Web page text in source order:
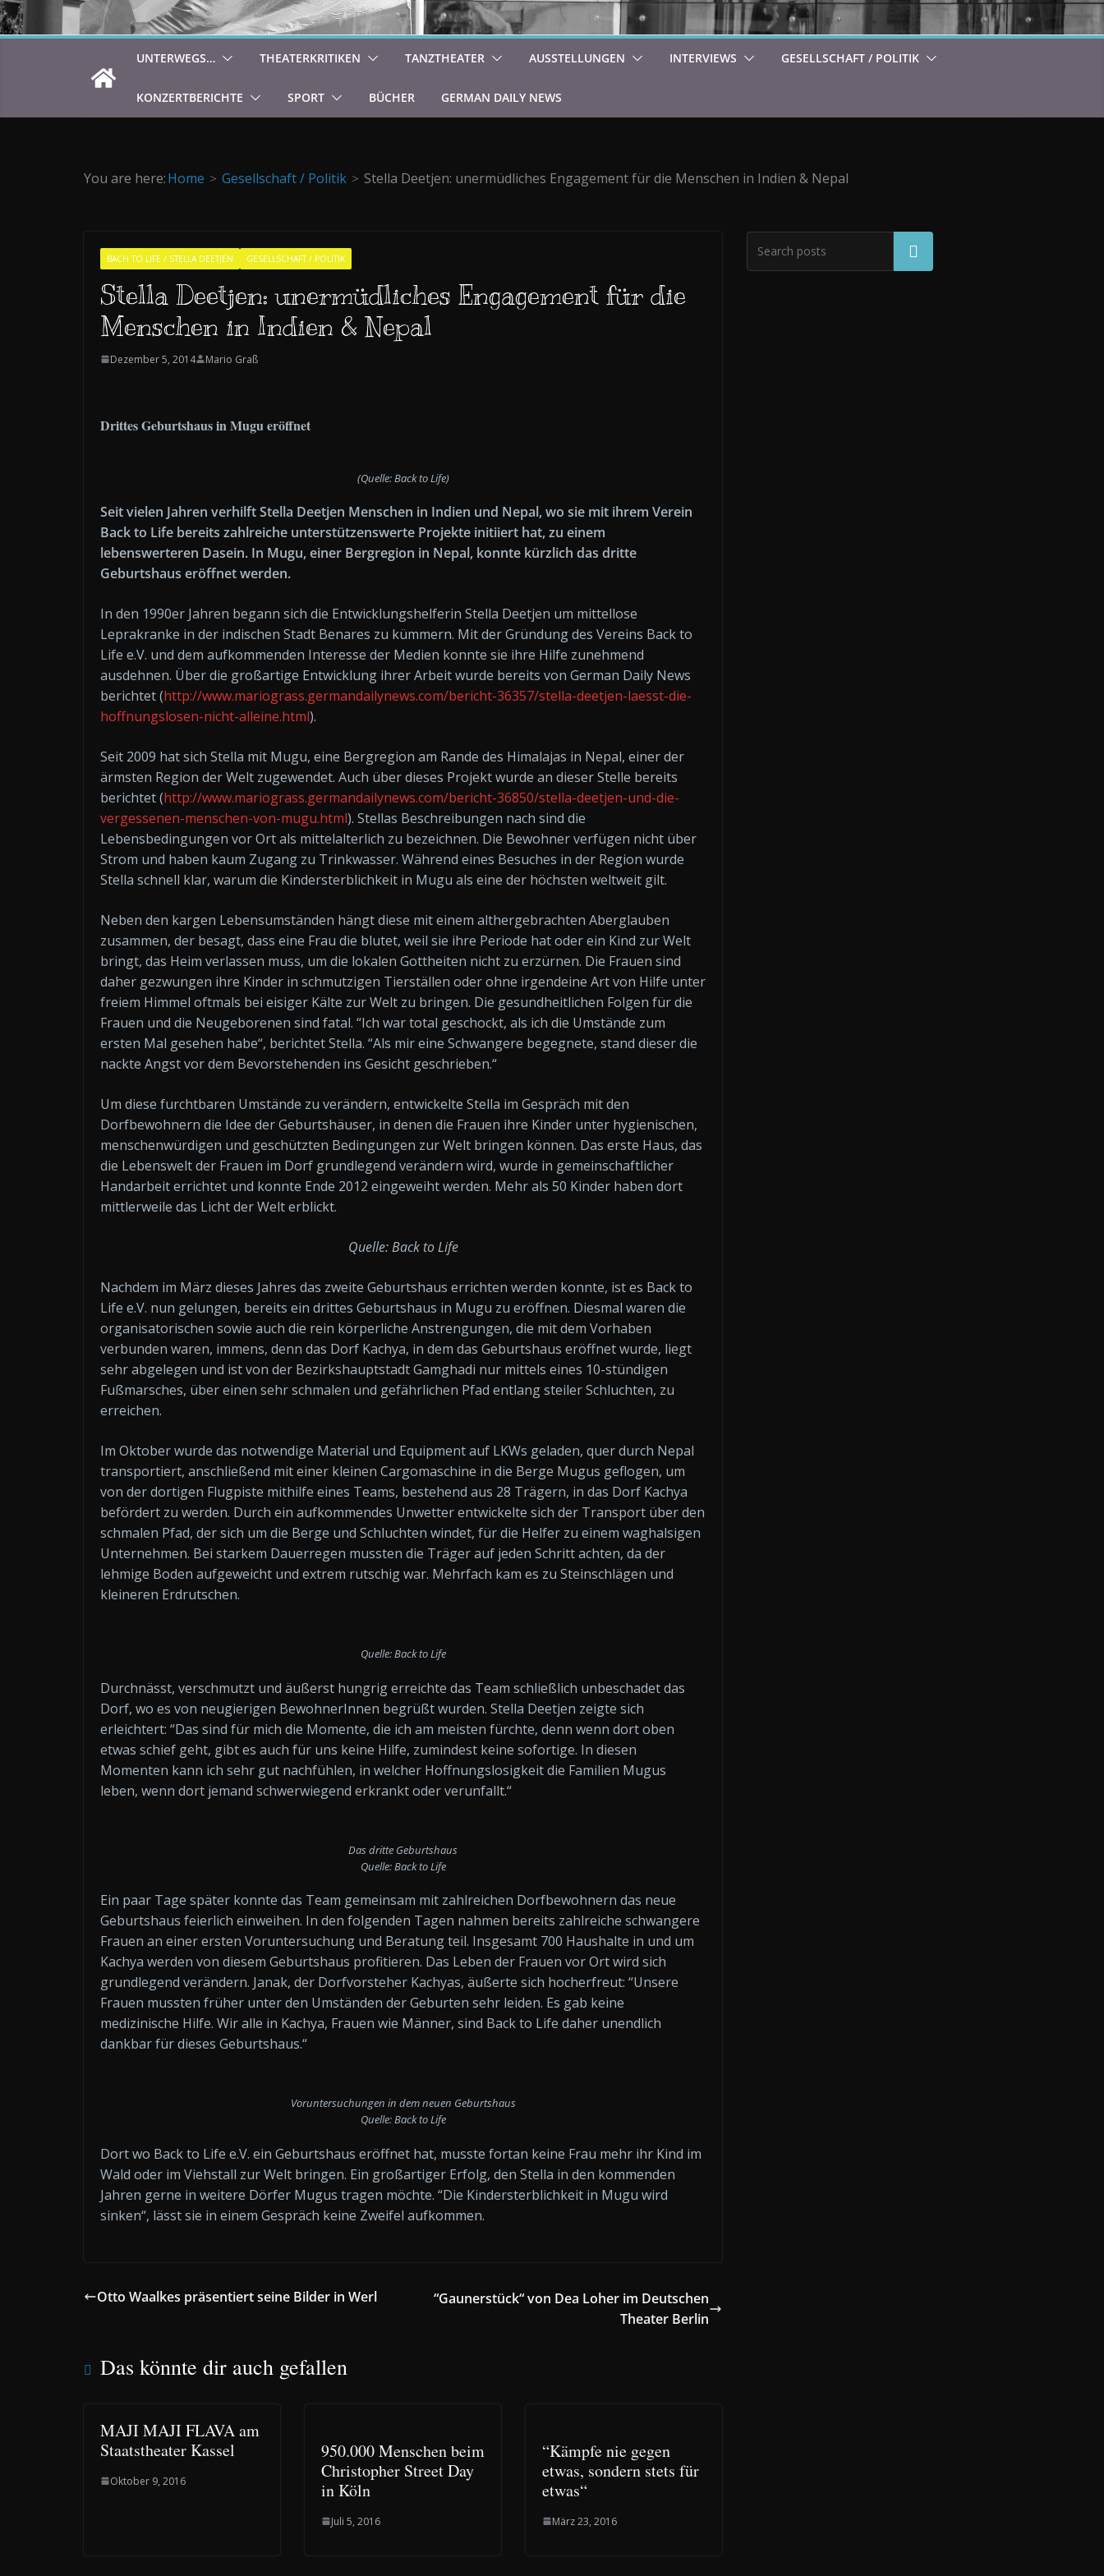
UNTERWEGS… THEATERKRITIKEN TANZTHEATER AUSSTELLUNGEN INTERVIEWS GESELLSCHAFT / POLITIK
KONZERTBERICHTE SPORT BÜCHER GERMAN DAILY NEWS
You are here:Home Gesellschaft / Politik Stella Deetjen: unermüdliches Engagement für die Menschen in Indien & Nepal
BACH TO LIFE / STELLA DEETJEN GESELLSCHAFT / POLITIK
Stella Deetjen: unermüdliches Engagement für die
Menschen in Indien & Nepal
Dezember 5, 2014 Mario Graß
Drittes Geburtshaus in Mugu eröffnet
(Quelle: Back to Life)
Seit vielen Jahren verhilft Stella Deetjen Menschen in Indien und Nepal, wo sie mit ihrem Verein
Back to Life bereits zahlreiche unterstützenswerte Projekte initiiert hat, zu einem
lebenswerteren Dasein. In Mugu, einer Bergregion in Nepal, konnte kürzlich das dritte
Geburtshaus eröffnet werden.
In den 1990er Jahren begann sich die Entwicklungshelferin Stella Deetjen um mittellose
Leprakranke in der indischen Stadt Benares zu kümmern. Mit der Gründung des Vereins Back to
Life e.V. und dem aufkommenden Interesse der Medien konnte sie ihre Hilfe zunehmend
ausdehnen. Über die großartige Entwicklung ihrer Arbeit wurde bereits von German Daily News
berichtet (http://www.mariograss.germandailynews.com/bericht-36357/stella-deetjen-laesst-die-
hoffnungslosen-nicht-alleine.html).
Seit 2009 hat sich Stella mit Mugu, eine Bergregion am Rande des Himalajas in Nepal, einer der
ärmsten Region der Welt zugewendet. Auch über dieses Projekt wurde an dieser Stelle bereits
berichtet (http://www.mariograss.germandailynews.com/bericht-36850/stella-deetjen-und-die-
vergessenen-menschen-von-mugu.html). Stellas Beschreibungen nach sind die
Lebensbedingungen vor Ort als mittelalterlich zu bezeichnen. Die Bewohner verfügen nicht über
Strom und haben kaum Zugang zu Trinkwasser. Während eines Besuches in der Region wurde
Stella schnell klar, warum die Kindersterblichkeit in Mugu als eine der höchsten weltweit gilt.
Neben den kargen Lebensumständen hängt diese mit einem althergebrachten Aberglauben
zusammen, der besagt, dass eine Frau die blutet, weil sie ihre Periode hat oder ein Kind zur Welt
bringt, das Heim verlassen muss, um die lokalen Gottheiten nicht zu erzürnen. Die Frauen sind
daher gezwungen ihre Kinder in schmutzigen Tierställen oder ohne irgendeine Art von Hilfe unter
freiem Himmel oftmals bei eisiger Kälte zur Welt zu bringen. Die gesundheitlichen Folgen für die
Frauen und die Neugeborenen sind fatal. “Ich war total geschockt, als ich die Umstände zum
ersten Mal gesehen habe“, berichtet Stella. “Als mir eine Schwangere begegnete, stand dieser die
nackte Angst vor dem Bevorstehenden ins Gesicht geschrieben.“
Um diese furchtbaren Umstände zu verändern, entwickelte Stella im Gespräch mit den
Dorfbewohnern die Idee der Geburtshäuser, in denen die Frauen ihre Kinder unter hygienischen,
menschenwürdigen und geschützten Bedingungen zur Welt bringen können. Das erste Haus, das
die Lebenswelt der Frauen im Dorf grundlegend verändern wird, wurde in gemeinschaftlicher
Handarbeit errichtet und konnte Ende 2012 eingeweiht werden. Mehr als 50 Kinder haben dort
mittlerweile das Licht der Welt erblickt.
Quelle: Back to Life
Nachdem im März dieses Jahres das zweite Geburtshaus errichten werden konnte, ist es Back to
Life e.V. nun gelungen, bereits ein drittes Geburtshaus in Mugu zu eröffnen. Diesmal waren die
organisatorischen sowie auch die rein körperliche Anstrengungen, die mit dem Vorhaben
verbunden waren, immens, denn das Dorf Kachya, in dem das Geburtshaus eröffnet wurde, liegt
sehr abgelegen und ist von der Bezirkshauptstadt Gamghadi nur mittels eines 10-stündigen
Fußmarsches, über einen sehr schmalen und gefährlichen Pfad entlang steiler Schluchten, zu
erreichen.
Im Oktober wurde das notwendige Material und Equipment auf LKWs geladen, quer durch Nepal
transportiert, anschließend mit einer kleinen Cargomaschine in die Berge Mugus geflogen, um
von der dortigen Flugpiste mithilfe eines Teams, bestehend aus 28 Trägern, in das Dorf Kachya
befördert zu werden. Durch ein aufkommendes Unwetter entwickelte sich der Transport über den
schmalen Pfad, der sich um die Berge und Schluchten windet, für die Helfer zu einem waghalsigen
Unternehmen. Bei starkem Dauerregen mussten die Träger auf jeden Schritt achten, da der
lehmige Boden aufgeweicht und extrem rutschig war. Mehrfach kam es zu Steinschlägen und
kleineren Erdrutschen.
Quelle: Back to Life
Durchnässt, verschmutzt und äußerst hungrig erreichte das Team schließlich unbeschadet das
Dorf, wo es von neugierigen BewohnerInnen begrüßt wurden. Stella Deetjen zeigte sich
erleichtert: “Das sind für mich die Momente, die ich am meisten fürchte, denn wenn dort oben
etwas schief geht, gibt es auch für uns keine Hilfe, zumindest keine sofortige. In diesen
Momenten kann ich sehr gut nachfühlen, in welcher Hoffnungslosigkeit die Familien Mugus
leben, wenn dort jemand schwerwiegend erkrankt oder verunfallt.“
Das dritte Geburtshaus
Quelle: Back to Life
Ein paar Tage später konnte das Team gemeinsam mit zahlreichen Dorfbewohnern das neue
Geburtshaus feierlich einweihen. In den folgenden Tagen nahmen bereits zahlreiche schwangere
Frauen an einer ersten Voruntersuchung und Beratung teil. Insgesamt 700 Haushalte in und um
Kachya werden von diesem Geburtshaus profitieren. Das Leben der Frauen vor Ort wird sich
grundlegend verändern. Janak, der Dorfvorsteher Kachyas, äußerte sich hocherfreut: “Unsere
Frauen mussten früher unter den Umständen der Geburten sehr leiden. Es gab keine
medizinische Hilfe. Wir alle in Kachya, Frauen wie Männer, sind Back to Life daher unendlich
dankbar für dieses Geburtshaus.“
Voruntersuchungen in dem neuen Geburtshaus
Quelle: Back to Life
Dort wo Back to Life e.V. ein Geburtshaus eröffnet hat, musste fortan keine Frau mehr ihr Kind im
Wald oder im Viehstall zur Welt bringen. Ein großartiger Erfolg, den Stella in den kommenden
Jahren gerne in weitere Dörfer Mugus tragen möchte. “Die Kindersterblichkeit in Mugu wird
sinken“, lässt sie in einem Gespräch keine Zweifel aufkommen.
Otto Waalkes präsentiert seine Bilder in Werl
“Gaunerstück“ von Dea Loher im Deutschen
Theater Berlin
Das könnte dir auch gefallen
MAJI MAJI FLAVA am
Staatstheater Kassel
Oktober 9, 2016
950.000 Menschen beim
Christopher Street Day
in Köln
Juli 5, 2016
“Kämpfe nie gegen
etwas, sondern stets für
etwas“
März 23, 2016
Suchen